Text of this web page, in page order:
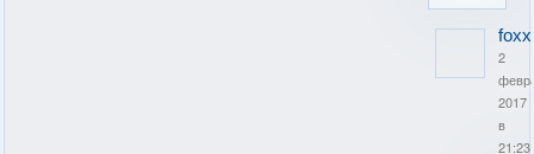
foxx
2
2017
в
21:23